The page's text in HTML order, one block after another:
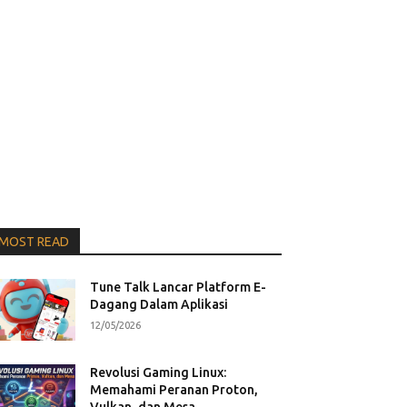
READ
Tune Talk Lancar Platform E-
Dagang Dalam Aplikasi
12/05/2026
Revolusi Gaming Linux:
Memahami Peranan Proton,